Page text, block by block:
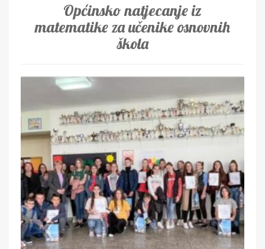
Općinsko natjecanje iz
matematike za učenike osnovnih
škola